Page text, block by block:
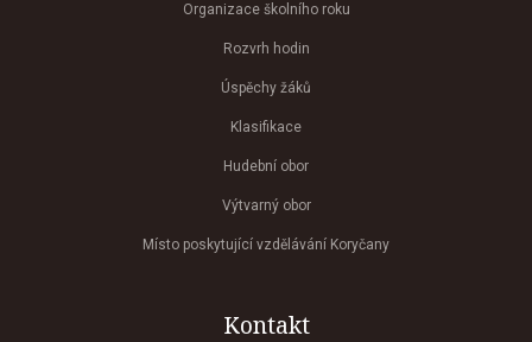
Organizace školního roku
Rozvrh hodin
Úspěchy žáků
Klasifikace
Hudební obor
Výtvarný obor
Místo poskytující vzdělávání Koryčany
Kontakt